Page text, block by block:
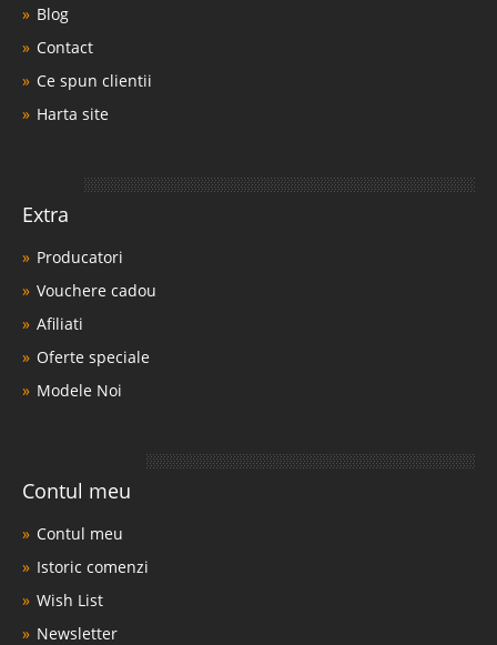
Blog
Contact
Ce spun clientii
Harta site
Extra
Producatori
Vouchere cadou
Afiliati
Oferte speciale
Modele Noi
Contul meu
Contul meu
Istoric comenzi
Wish List
Newsletter